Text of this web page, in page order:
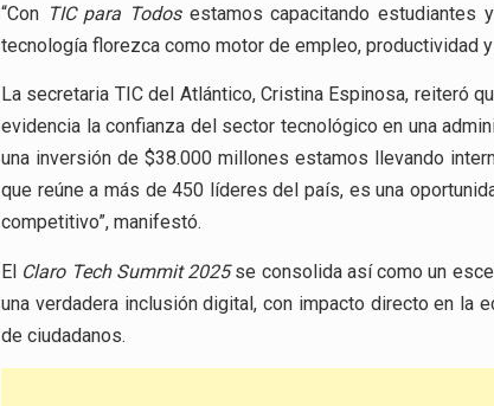
“Con TIC para Todosestamos capacitando estudiantes
tecnología florezca como motor de empleo, productividad
La secretaria TIC del Atlántico, Cristina Espinosa, reiteró
evidencia la confianza del sector tecnológico en una
una inversión de $38.000 millones estamos llevando
que reúne a más de 450 líderes del país, es una
competitivo”, manifestó.
El Claro Tech Summit 2025se consolida así como un
una verdadera inclusión digital, con impacto directo en la
de ciudadanos.